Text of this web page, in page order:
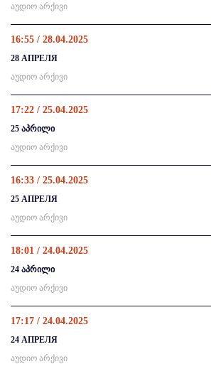
აუდიო არქივი
16:55 / 28.04.2025
28 АПРЕЛЯ
აუდიო არქივი
17:22 / 25.04.2025
25 აპრილი
აუდიო არქივი
16:33 / 25.04.2025
25 АПРЕЛЯ
აუდიო არქივი
18:01 / 24.04.2025
24 აპრილი
აუდიო არქივი
17:17 / 24.04.2025
24 АПРЕЛЯ
აუდიო არქივი